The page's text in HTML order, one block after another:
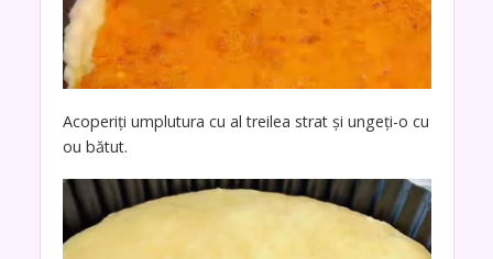
Acoperiți umplutura cu al treilea strat și ungeți-o cu
ou bătut.